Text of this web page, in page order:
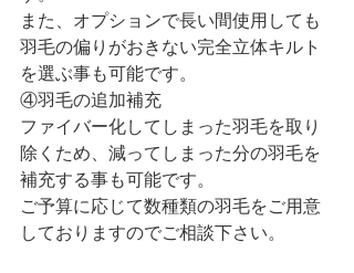
また、オプションで長い間使用しても
羽毛の偏りがおきない完全立体キルト
を選ぶ事も可能です。
④羽毛の追加補充
ファイバー化してしまった羽毛を取り
除くため、減ってしまった分の羽毛を
補充する事も可能です。
ご予算に応じて数種類の羽毛をご用意
しておりますのでご相談下さい。